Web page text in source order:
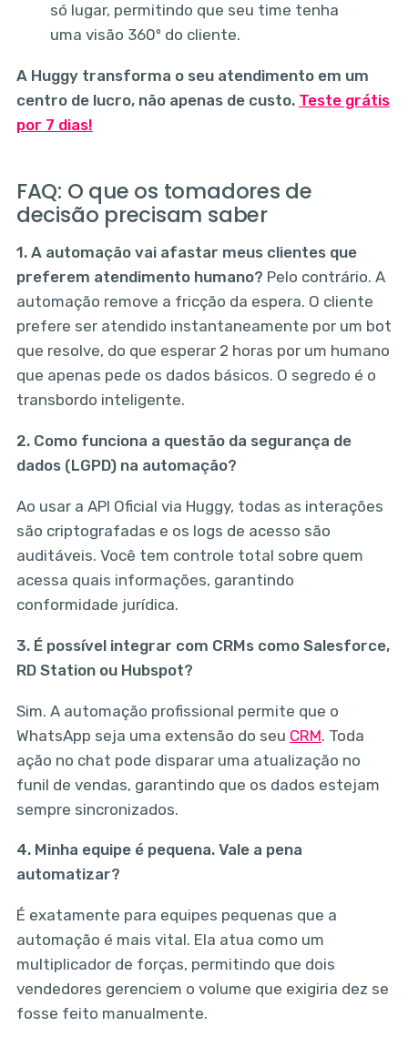
só lugar, permitindo que seu time tenha
uma visão 360º do cliente.
A Huggy transforma o seu atendimento em um
centro de lucro, não apenas de custo. Teste grátis
por 7 dias!
FAQ: O que os tomadores de
decisão precisam saber
1. A automação vai afastar meus clientes que
preferem atendimento humano? Pelo contrário. A
automação remove a fricção da espera. O cliente
prefere ser atendido instantaneamente por um bot
que resolve, do que esperar 2 horas por um humano
que apenas pede os dados básicos. O segredo é o
transbordo inteligente.
2. Como funciona a questão da segurança de
dados (LGPD) na automação?
Ao usar a API Oficial via Huggy, todas as interações
são criptografadas e os logs de acesso são
auditáveis. Você tem controle total sobre quem
acessa quais informações, garantindo
conformidade jurídica.
3. É possível integrar com CRMs como Salesforce,
RD Station ou Hubspot?
Sim. A automação profissional permite que o
WhatsApp seja uma extensão do seu CRM. Toda
ação no chat pode disparar uma atualização no
funil de vendas, garantindo que os dados estejam
sempre sincronizados.
4. Minha equipe é pequena. Vale a pena
automatizar?
É exatamente para equipes pequenas que a
automação é mais vital. Ela atua como um
multiplicador de forças, permitindo que dois
vendedores gerenciem o volume que exigiria dez se
fosse feito manualmente.